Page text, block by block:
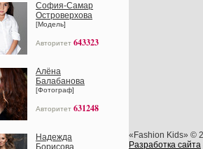
София-Самар
Островерхова
[Модель]
Авторитет 643323
Алёна
Балабанова
[Фотограф]
Авторитет 631248
Надежда
Борисова
«Fashion Kids» ©
Разработка сайта